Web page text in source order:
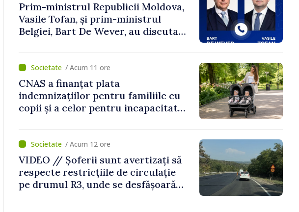
Prim-ministrul Republicii Moldova,
Vasile Tofan, și prim-ministrul
Belgiei, Bart De Wever, au discutat
/ Acum 11 ore
CNAS a finanțat plata
indemnizațiilor pentru familiile cu
copii și a celor pentru incapacitate
/ Acum 12 ore
VIDEO // Șoferii sunt avertizați să
respecte restricțiile de circulație
pe drumul R3, unde se desfășoară